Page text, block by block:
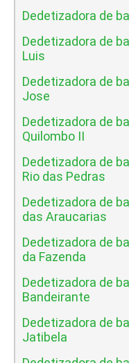
Dedetizadora de
Dedetizadora de
Luis
Dedetizadora de
Jose
Dedetizadora de
Quilombo II
Dedetizadora de
Rio das Pedras
Dedetizadora de
das Araucarias
Dedetizadora de
da Fazenda
Dedetizadora de
Bandeirante
Dedetizadora de
Jatibela